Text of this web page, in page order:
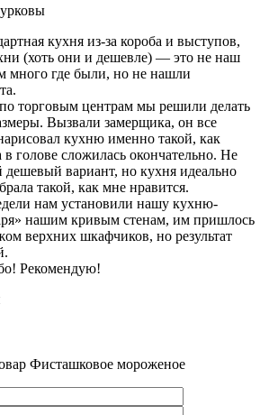
кухня из-за короба и выступов,
(хоть они и дешевле) — это не наш
много где были, но не нашли
торговым центрам мы решили делать
Вызвали замерщика, он все
кухню именно такой, как
в голове сложилась окончательно. Не
дешевый вариант, но кухня идеально
такой, как мне нравится.
нам установили нашу кухню-
нашим кривым стенам, им пришлось
верхних шкафчиков, но результат
Рекомендую!
Фисташковое мороженое